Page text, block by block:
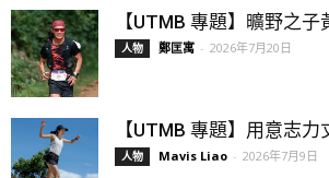
【UTMB 專題】曠野之子
人物 鄭匡寓 - 2026年7月20日
【UTMB 專題】用意志力
人物 Mavis Liao - 2026年7月9日